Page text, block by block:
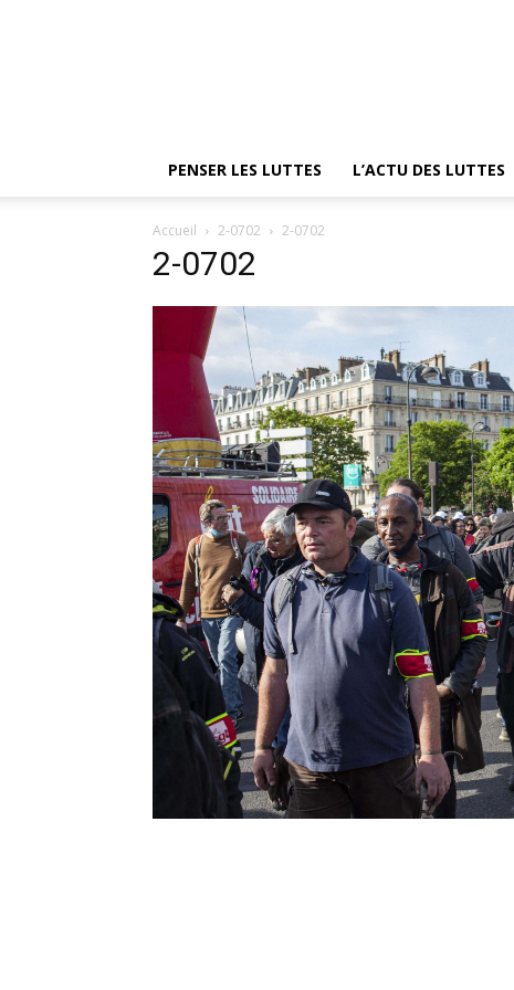
PENSER LES LUTTES L’ACTU DES LUTTES
Accueil 2-0702 2-0702
2-0702